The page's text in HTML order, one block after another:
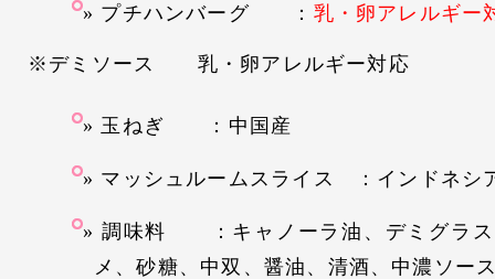
プチハンバーグ ： 乳・卵アレルギー
※デミソース 乳・卵アレルギー対応
玉ねぎ ：中国産
マッシュルームスライス ：インドネシ
調味料 ：キャノーラ油、デミグラス
メ、砂糖、中双、醤油、清酒、中濃ソー